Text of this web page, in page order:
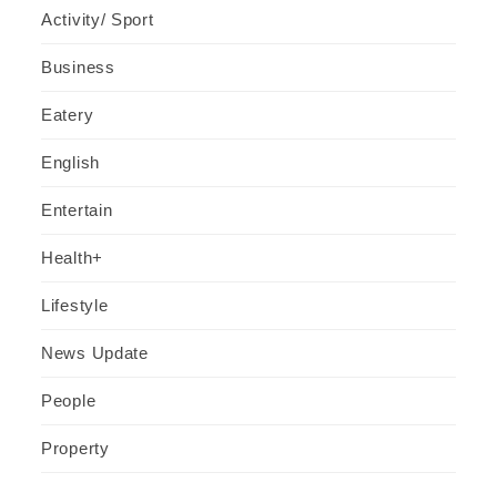
Activity/ Sport
Business
Eatery
English
Entertain
Health+
Lifestyle
News Update
People
Property